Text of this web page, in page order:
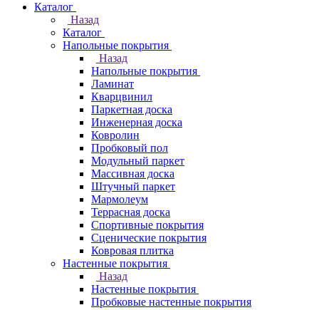
Каталог
Назад
Каталог
Напольные покрытия
Назад
Напольные покрытия
Ламинат
Кварцвинил
Паркетная доска
Инженерная доска
Ковролин
Пробковый пол
Модульный паркет
Массивная доска
Штучный паркет
Мармолеум
Террасная доска
Спортивные покрытия
Сценические покрытия
Ковровая плитка
Настенные покрытия
Назад
Настенные покрытия
Пробковые настенные покрытия